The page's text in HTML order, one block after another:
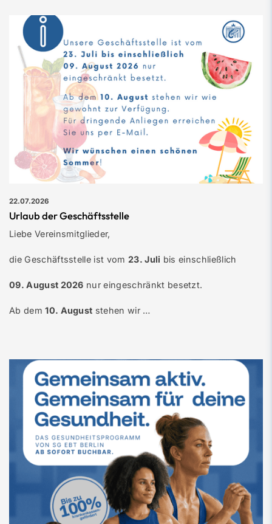
22.07.2026
Urlaub der Geschäftsstelle
Liebe Vereinsmitglieder,
die Geschäftsstelle ist vom 23. Juli bis einschließlich
09. August 2026 nur eingeschränkt besetzt.
Ab dem10. August stehen wir …